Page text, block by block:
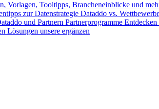
Vorlagen, Tooltipps, Brancheneinblicke und
zur Datenstrategie Dataddo vs.
und Partnern Partnerprogramme Entdecken
Lösungen unsere ergänzen